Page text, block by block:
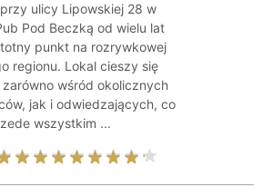
przy ulicy Lipowskiej 28 w
Pod Beczką od wielu lat
punkt na rozrywkowej
regionu. Lokal cieszy się
zarówno wśród okolicznych
jak i odwiedzających, co
wszystkim ...